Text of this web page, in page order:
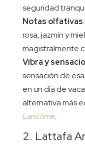
seguridad
Notas olfativas
rosa, jazmín y
magistralmente
Vibra y
sensación de
en un día de
alternativa más
Lancôme.
2. Lattafa